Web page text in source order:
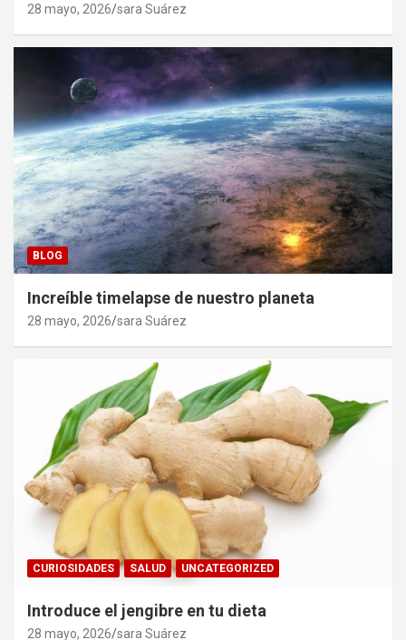
28 mayo, 2026 sara Suárez
BLOG
Increíble timelapse de nuestro planeta
28 mayo, 2026 sara Suárez
CURIOSIDADES SALUD UNCATEGORIZED
Introduce el jengibre en tu dieta
28 mayo, 2026 sara Suárez